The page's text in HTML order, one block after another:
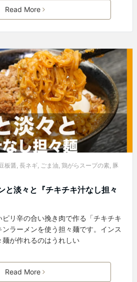
Read More
板醤 長ネギ ごま油 鶏がらスープの素 豚
と淡々と『チキチキ汁なし担々
リ辛の合い挽き肉で作る「チキチキ
ラーメンを使う担々麺です。インス
が作れるのはうれしい
Read More